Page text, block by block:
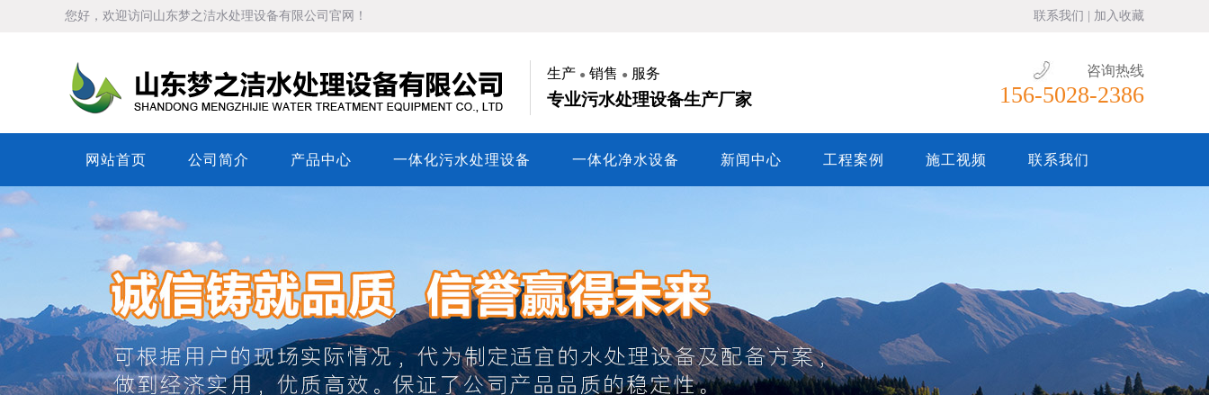
您好，欢迎访问山东梦之洁水处理设备有限公司官网！ 联系我们 加入收藏
生产 ● 销售 ● 服务
专业污水处理设备生产厂家
咨询热线
156-5028-2386
网站首页 公司简介 产品中心 一体化污水处理设备 一体化净水设备 新闻中心 工程案例 施工视频 联系我们